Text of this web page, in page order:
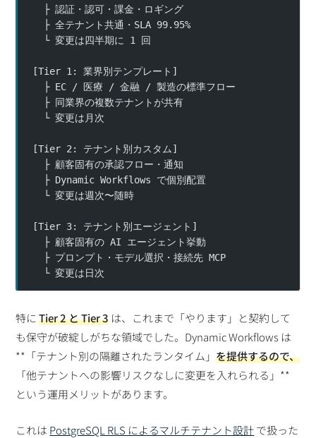
  ├ 認証・認可・課金・ロギング
  ├ 全テナント共通・SLA 99.95%
  └ 変更は四半期に 1 回
[Tier 1: 業界別テンプレート]
  ├ EC / 医療 / 金融 / 製造の標準フロー
  ├ 同業界の複数テナントが共有
  └ 変更は月次
[Tier 2: テナント別カスタム]
  ├ 顧客固有の承認フロー・通知
  ├ Dynamic Workflows で個別配置
  └ 変更は週次〜随時
[Tier 3: テナント別エージェント]
  ├ 顧客固有の AI エージェント挙動
  ├ プロンプト・モデル選択・接続先 MCP
  └ 変更は日次
特にTier 2 と Tier 3 は、これまで「やります」と契約して
も保守が破綻しがちな領域でした。Dynamic Workflows は
**「テナント別の隔離されたランタイム」を提供するので、
「他テナントへの影響リスクなしに変更を入れられる」**
という運用メリットがあります。
これは PostgreSQL RLS によるマルチテナント設計で扱った